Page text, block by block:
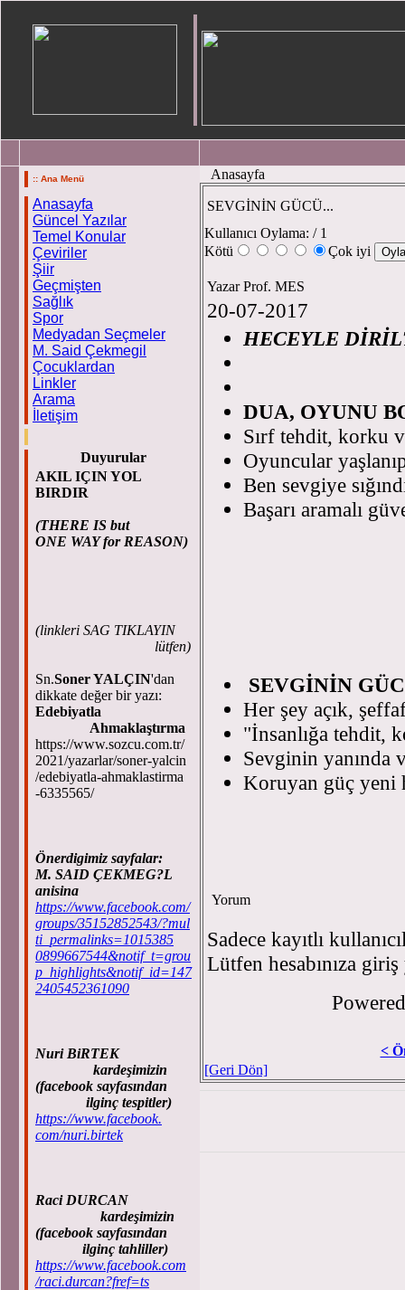
:: Ana Menü
Anasayfa
Güncel Yazılar
Temel Konular
Çeviriler
Şiir
Geçmişten
Sağlık
Spor
Medyadan Seçmeler
M. Said Çekmegil
Çocuklardan
Linkler
Arama
İletişim
Duyurular
AKIL IÇIN YOL
BIRDIR
(THERE IS but
ONE WAY for REASON)
(linkleri SAG TIKLAYIN
lütfen)
Sn.Soner YALÇIN'dan
dikkate değer bir yazı:
Edebiyatla
Ahmaklaştırma
https://www.sozcu.com.tr/
2021/yazarlar/soner-yalcin
/edebiyatla-ahmaklastirma
-6335565/
Önerdigimiz sayfalar:
M. SAID ÇEKMEG?L
anisina
https://www.facebook.com/
groups/35152852543/?mul
ti_permalinks=1015385
0899667544&notif_t=grou
p_highlights&notif_id=147
2405452361090
Nuri BiRTEK
kardeşimizin
(facebook sayfasından
ilginç tespitler)
https://www.facebook.
com/nuri.birtek
Raci DURCAN
kardeşimizin
(facebook sayfasından
ilginç tahliller)
https://www.facebook.com
/raci.durcan?fref=ts
Anasayfa
SEVGİNİN GÜCÜ...
Kullanıcı Oylama: / 1
Kötü
Çok iyi
Yazar Prof. MES
20-07-2017
HECEYLE
DUA, OYUNU
Sırf tehdit, korku
Oyuncular
Ben sevgiye
Başarı aramalı
SEVGİNİN
Her şey açık,
"İnsanlığa tehdit,
Sevginin yanında
Koruyan güç yeni
Yorum
Sadece kayıtlı
Lütfen hesabınıza
<
[Geri Dön]